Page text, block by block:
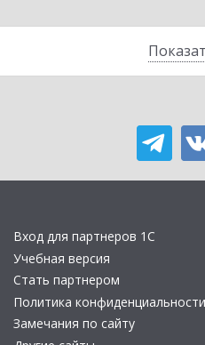
Вход для партнеров 1С
Учебная версия
Стать партнером
Политика конфиденциальности
Замечания по сайту